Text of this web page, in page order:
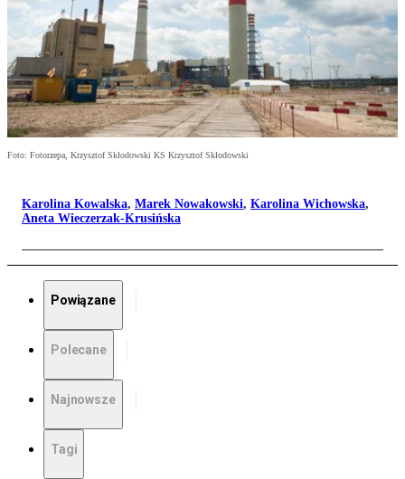
Foto: Fotorzepa, Krzysztof Skłodowski KS Krzysztof Skłodowski
Karolina Kowalska, Marek Nowakowski, Karolina Wichowska,
Aneta Wieczerzak-Krusińska
Powiązane
Polecane
Najnowsze
Tagi